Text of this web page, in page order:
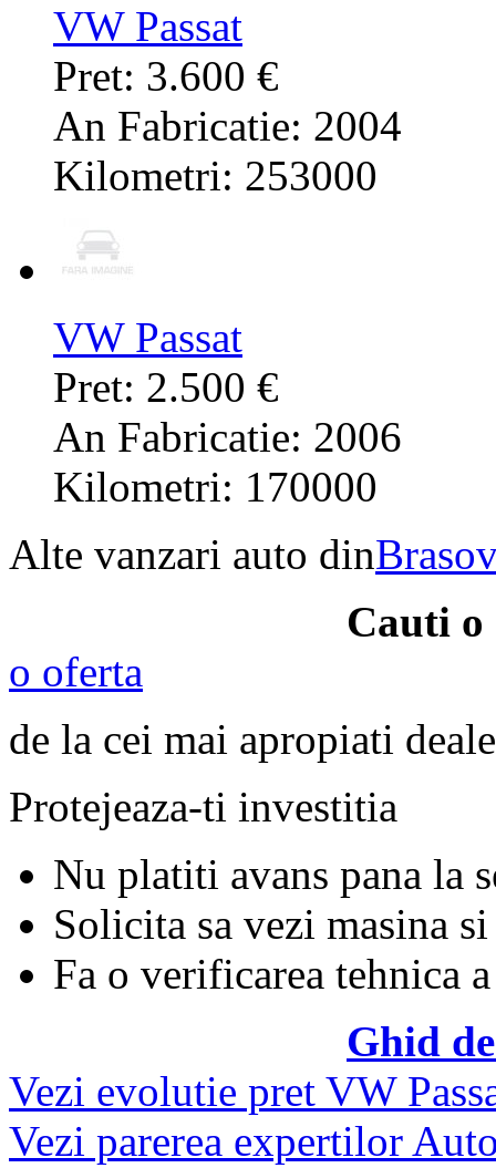
VW Passat
Pret: 3.600 €
An Fabricatie: 2004
Kilometri: 253000
VW Passat
Pret: 2.500 €
An Fabricatie: 2006
Kilometri: 170000
Alte vanzari auto din
Cauti o
o oferta
de la cei mai apropiati
Protejeaza-ti investitia
Nu platiti avans pana la
Solicita sa vezi masina si
Fa o verificarea tehnica
Ghid
Vezi evolutie pret VW
Vezi parerea expertilor